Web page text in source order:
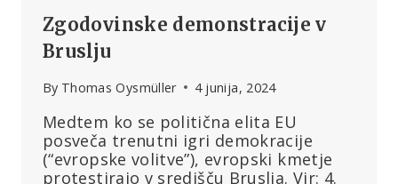
Zgodovinske demonstracije v
Bruslju
By Thomas Oysmüller 4 junija, 2024
Medtem ko se politična elita EU
posveča trenutni igri demokracije
(“evropske volitve”), evropski kmetje
protestirajo v središču Bruslja. Vir: 4.